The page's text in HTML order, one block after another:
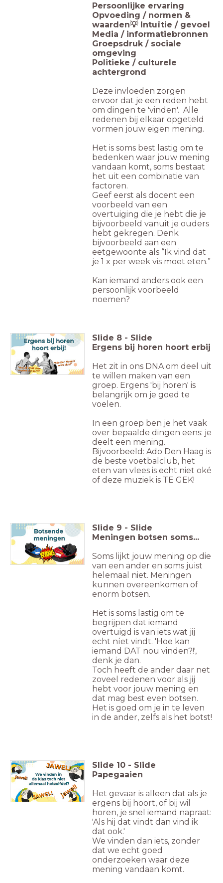
Persoonlijke ervaring
Opvoeding / normen &
waarden💡 Intuïtie / gevoel
Media / informatiebronnen
Groepsdruk / sociale
omgeving
Politieke / culturele
achtergrond
Deze invloeden zorgen
ervoor dat je een reden hebt
om dingen te 'vinden'. Alle
redenen bij elkaar opgeteld
vormen jouw eigen mening.
Het is soms best lastig om te
bedenken waar jouw mening
vandaan komt, soms bestaat
het uit een combinatie van
factoren.
Geef eerst als docent een
voorbeeld van een
overtuiging die je hebt die je
bijvoorbeeld vanuit je ouders
hebt gekregen. Denk
bijvoorbeeld aan een
eetgewoonte als “Ik vind dat
je 1 x per week vis moet eten.”
Kan iemand anders ook een
persoonlijk voorbeeld
noemen?
Slide 8 - Slide
Ergens bij horen hoort erbij
Het zit in ons DNA om deel uit
te willen maken van een
groep. Ergens 'bij horen' is
belangrijk om je goed te
voelen.
In een groep ben je het vaak
over bepaalde dingen eens: je
deelt een mening.
Bijvoorbeeld: Ado Den Haag is
de beste voetbalclub, het
eten van vlees is echt niet oké
of deze muziek is TE GEK!
Slide 9 - Slide
Meningen botsen soms...
Soms lijkt jouw mening op die
van een ander en soms juist
helemaal niet. Meningen
kunnen overeenkomen of
enorm botsen.
Het is soms lastig om te
begrijpen dat iemand
overtuigd is van iets wat jij
echt níet vindt. 'Hoe kan
iemand DAT nou vinden?!',
denk je dan.
Toch heeft de ander daar net
zoveel redenen voor als jij
hebt voor jouw mening en
dat mag best even botsen.
Het is goed om je in te leven
in de ander, zelfs als het botst!
Slide 10 - Slide
Papegaaien
Het gevaar is alleen dat als je
ergens bij hoort, of bij wil
horen, je snel iemand napraat:
'Als hij dat vindt dan vind ik
dat ook.'
We vinden dan iets, zonder
dat we echt goed
onderzoeken waar deze
mening vandaan komt.